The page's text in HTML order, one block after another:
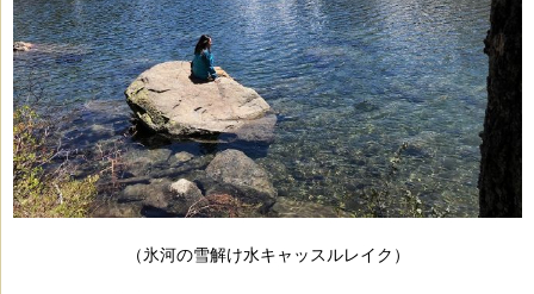
（氷河の雪解け水キャッスルレイク）